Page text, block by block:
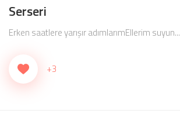
Serseri
Erken saatlere yarışır adımlarımEllerim suyun...
+3